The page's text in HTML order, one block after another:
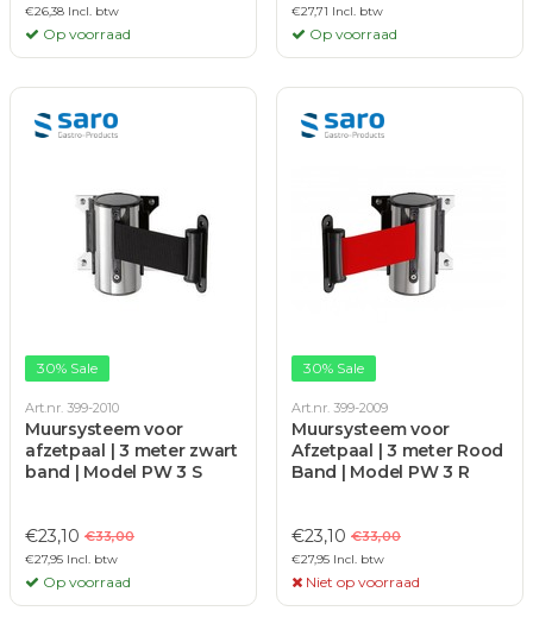
€26,38 Incl. btw
Op voorraad
€27,71 Incl. btw
Op voorraad
30% Sale
Art.nr. 399-2010
Muursysteem voor
afzetpaal | 3 meter zwart
band | Model PW 3 S
€23,10 €33,00
€27,95 Incl. btw
Op voorraad
30% Sale
Art.nr. 399-2009
Muursysteem voor
Afzetpaal | 3 meter Rood
Band | Model PW 3 R
€23,10 €33,00
€27,95 Incl. btw
Niet op voorraad